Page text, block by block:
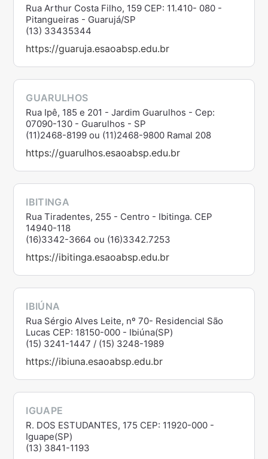
Rua Arthur Costa Filho, 159 CEP: 11.410- 080 -
Pitangueiras - Guarujá/SP
(13) 33435344
https://guaruja.esaoabsp.edu.br
GUARULHOS
Rua Ipê, 185 e 201 - Jardim Guarulhos - Cep:
07090-130 - Guarulhos - SP
(11)2468-8199 ou (11)2468-9800 Ramal 208
https://guarulhos.esaoabsp.edu.br
IBITINGA
Rua Tiradentes, 255 - Centro - Ibitinga. CEP
14940-118
(16)3342-3664 ou (16)3342.7253
https://ibitinga.esaoabsp.edu.br
IBIÚNA
Rua Sérgio Alves Leite, nº 70- Residencial São
Lucas CEP: 18150-000 - Ibiúna(SP)
(15) 3241-1447 / (15) 3248-1989
https://ibiuna.esaoabsp.edu.br
IGUAPE
R. DOS ESTUDANTES, 175 CEP: 11920-000 -
Iguape(SP)
(13) 3841-1193